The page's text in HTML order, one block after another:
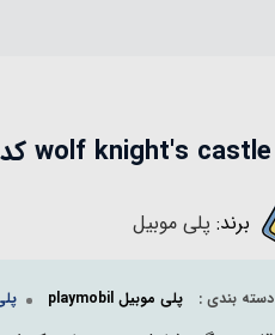
wolf knight's castle کد6002
برند: پلی موبيل
دسته بندی : پلی موبيل playmobil